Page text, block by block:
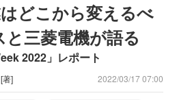
どこから変えるべ
三菱電機が語る
2022」レポート
[著] 2022/03/17 07:00